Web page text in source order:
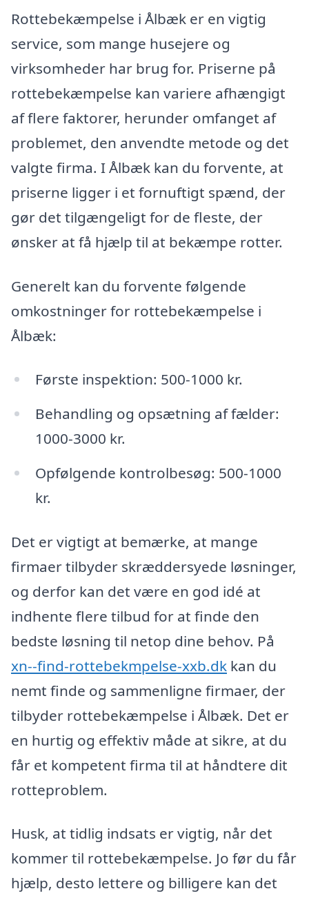
Rottebekæmpelse i Ålbæk er en vigtig
service, som mange husejere og
virksomheder har brug for. Priserne på
rottebekæmpelse kan variere afhængigt
af flere faktorer, herunder omfanget af
problemet, den anvendte metode og det
valgte firma. I Ålbæk kan du forvente, at
priserne ligger i et fornuftigt spænd, der
gør det tilgængeligt for de fleste, der
ønsker at få hjælp til at bekæmpe rotter.
Generelt kan du forvente følgende
omkostninger for rottebekæmpelse i
Ålbæk:
Første inspektion: 500-1000 kr.
Behandling og opsætning af fælder:
1000-3000 kr.
Opfølgende kontrolbesøg: 500-1000
kr.
Det er vigtigt at bemærke, at mange
firmaer tilbyder skræddersyede løsninger,
og derfor kan det være en god idé at
indhente flere tilbud for at finde den
bedste løsning til netop dine behov. På
xn--find-rottebekmpelse-xxb.dk kan du
nemt finde og sammenligne firmaer, der
tilbyder rottebekæmpelse i Ålbæk. Det er
en hurtig og effektiv måde at sikre, at du
får et kompetent firma til at håndtere dit
rotteproblem.
Husk, at tidlig indsats er vigtig, når det
kommer til rottebekæmpelse. Jo før du får
hjælp, desto lettere og billigere kan det